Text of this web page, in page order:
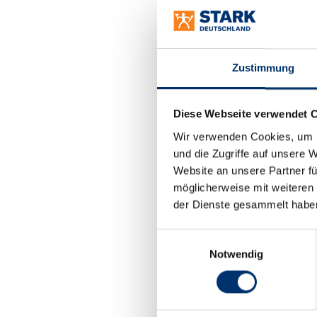
Zustimmung
Diese Webseite verwendet
Wir verwenden Cookies,
und die Zugriffe auf unsere
Website an unsere Partner
möglicherweise mit
der Dienste gesammelt
Notwendig
„Bei uns arbeiten
zusammen. Hinzu
Unternehmen
wir auch in
„Unser Ziel ist es,
auf den
Nachwuchs
Die
Hintergrund sind
gelten und für
Seit Mai 2024
Rekrutierung von
wie Instagram,